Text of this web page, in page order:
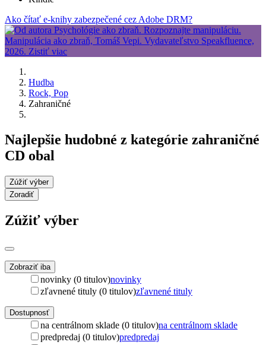
Ako čítať e-knihy zabezpečené cez Adobe DRM?
Hudba
Rock, Pop
Zahraničné
Najlepšie hudobné z kategórie zahraničné
CD obal
Zúžiť výber
Zoradiť
Zúžiť výber
Zobraziť iba
novinky (0 titulov)novinky
zľavnené tituly (0 titulov)zľavnené tituly
Dostupnosť
na centrálnom sklade (0 titulov)na centrálnom sklade
predpredaj (0 titulov)predpredaj